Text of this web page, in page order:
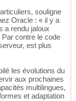
souligne
Oracle : « il y a
a rendu jaloux
contre le code
est plus
les évolutions du
aux prochaines
multilingues,
et adaptation